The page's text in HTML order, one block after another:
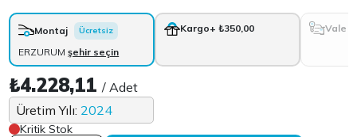
Montaj Ücretsiz
ERZURUMşehir seçin
Kargo+ ₺350,00 Vale
₺4.228,11/ Adet
Üretim Yılı: 2024
Kritik Stok